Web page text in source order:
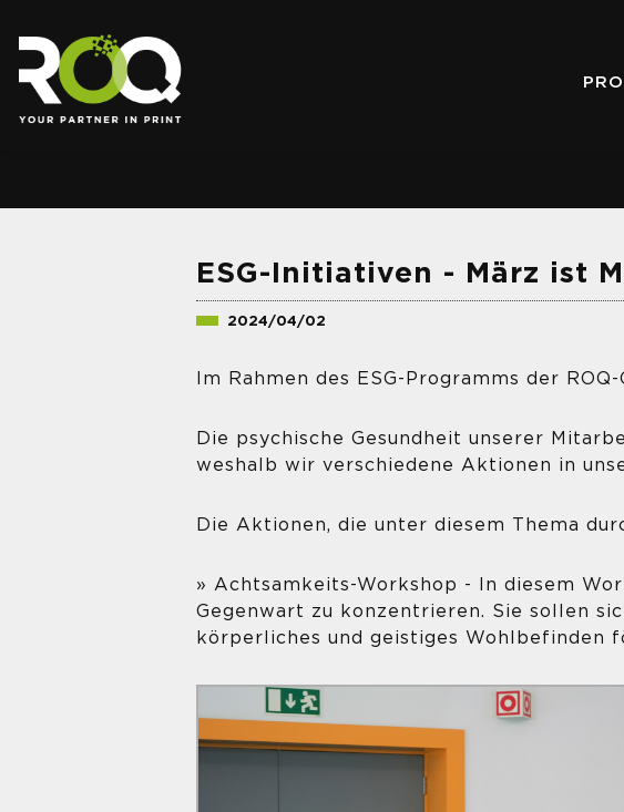
ESG-Initiativen - März ist
2024/04/02
Im Rahmen des ESG-Programms der
Die psychische Gesundheit unserer
weshalb wir verschiedene Aktionen in
Die Aktionen, die unter diesem Thema
» Achtsamkeits-Workshop - In diesem
Gegenwart zu konzentrieren. Sie sollen
körperliches und geistiges Wohlbefinden